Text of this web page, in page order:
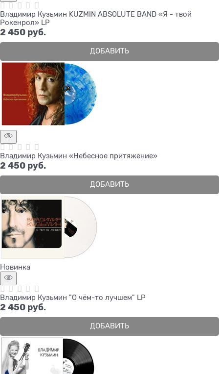
Владимир Кузьмин KUZMIN ABSOLUTE BAND «Я - твой
Рокенрол» LP
2 450 руб.
ДОБАВИТЬ
Владимир Кузьмин «Небесное притяжение»
2 450 руб.
ДОБАВИТЬ
Новинка
Владимир Кузьмин "О чём-то лучшем" LP
2 450 руб.
ДОБАВИТЬ